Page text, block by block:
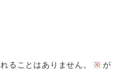
ることはありません。 ※ が